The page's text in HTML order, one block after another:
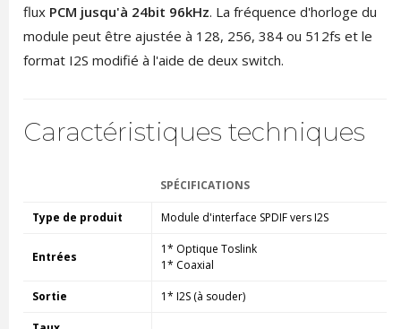
flux PCM jusqu'à 24bit 96kHz. La fréquence d'horloge du
module peut être ajustée à 128, 256, 384 ou 512fs et le
format I2S modifié à l'aide de deux switch.
Caractéristiques techniques
SPÉCIFICATIONS
Type de produit Module d'interface SPDIF vers I2S
Entrées
1* Optique Toslink
1* Coaxial
Sortie 1* I2S (à souder)